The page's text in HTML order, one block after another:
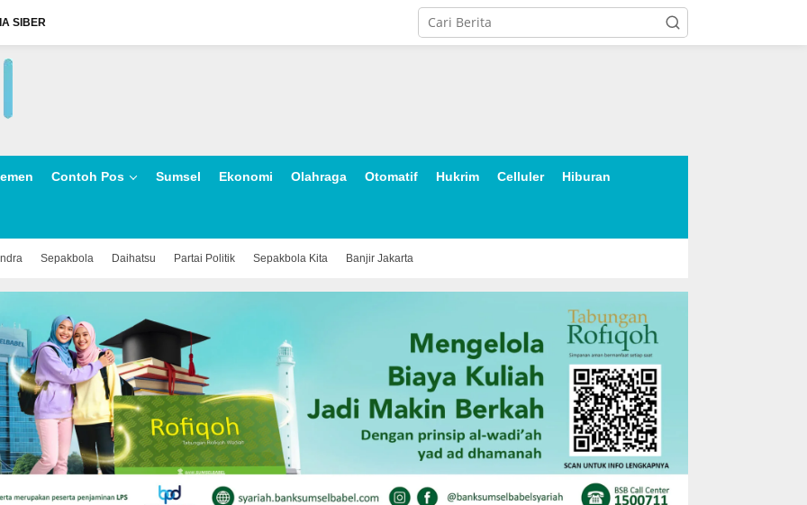
SIBER
Contoh Pos Sumsel Ekonomi Olahraga Otomatif Hukrim Celluler Hiburan
Sepakbola Daihatsu Partai Politik Sepakbola Kita Banjir Jakarta